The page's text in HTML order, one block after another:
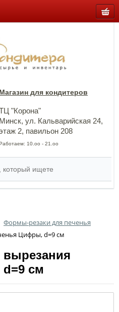
Магазин для кондитеров
"Корона"
Минск, ул. Кальварийская 24,
2, павильон 208
10.оо - 21.оо
Формы-резаки для печенья
Цифры, d=9 см
см